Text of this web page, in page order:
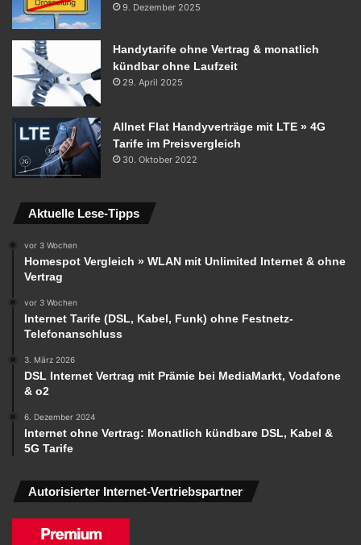
9. Dezember 2025
Handytarife ohne Vertrag & monatlich
kündbar ohne Laufzeit
29. April 2025
Allnet Flat Handyverträge mit LTE » 4G
Tarife im Preisvergleich
30. Oktober 2022
Aktuelle Lese-Tipps
vor 3 Wochen
Homespot Vergleich » WLAN mit Unlimited Internet & ohne
Vertrag
vor 3 Wochen
Internet Tarife (DSL, Kabel, Funk) ohne Festnetz-
Telefonanschluss
3. März 2026
DSL Internet Vertrag mit Prämie bei MediaMarkt, Vodafone
& o2
6. Dezember 2024
Internet ohne Vertrag: Monatlich kündbare DSL, Kabel &
5G Tarife
Autorisierter Internet-Vertriebspartner